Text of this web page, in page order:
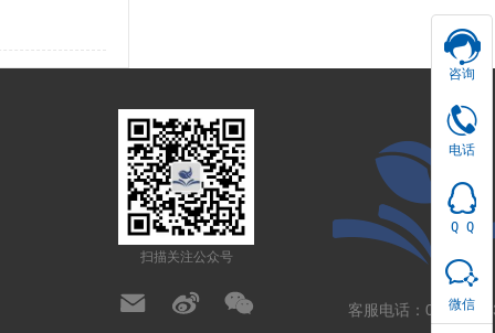
扫描关注公众号
客服电话：0311-
咨询
培训服
设备采
能力验
试剂耗
检定校
设计装
咨询
帮
电话
话
0311-
80733197
Q Q
QQ
咨
微信